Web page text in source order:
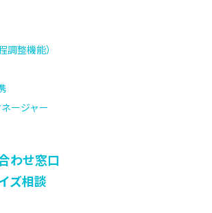
整機能）
ージャー
わせ窓口
ズ相談